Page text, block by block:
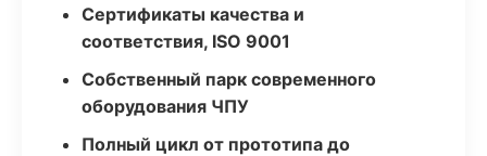
Сертификаты качества и
соответствия, ISO 9001
Собственный парк современного
оборудования ЧПУ
Полный цикл от прототипа до